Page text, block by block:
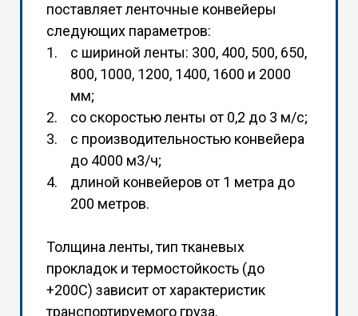
поставляет ленточные конвейеры
следующих параметров:
с шириной ленты: 300, 400, 500, 650,
800, 1000, 1200, 1400, 1600 и 2000
мм;
со скоростью ленты от 0,2 до 3 м/с;
с производительностью конвейера
до 4000 м3/ч;
длиной конвейеров от 1 метра до
200 метров.
Толщина ленты, тип тканевых
прокладок и термостойкость (до
+200С) зависит от характеристик
транспортируемого груза.